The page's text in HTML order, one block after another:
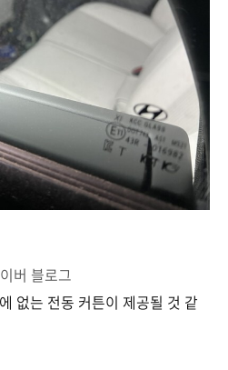
버 블로그
없는 전동 커튼이 제공될 것 같